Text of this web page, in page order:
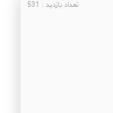
تعداد بازدید : 531